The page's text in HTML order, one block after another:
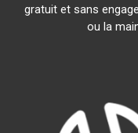
gratuit et sans
ou la